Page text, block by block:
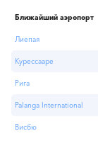
Ближайший аэропорт
Лиепая
Курессааре
Рига
Palanga International
Висбю